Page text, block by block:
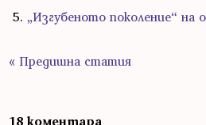
5. „Изгубеното поколение“
« Предишна статия
18 коментара